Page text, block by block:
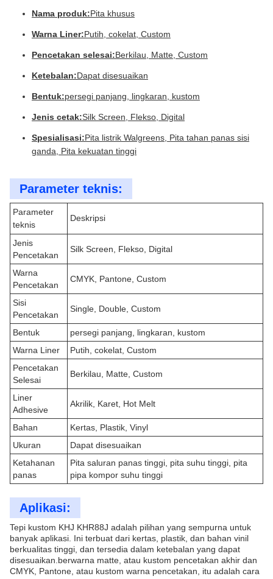
Nama produk:Pita khusus
Warna Liner:Putih, cokelat, Custom
Pencetakan selesai:Berkilau, Matte, Custom
Ketebalan:Dapat disesuaikan
Bentuk:persegi panjang, lingkaran, kustom
Jenis cetak:Silk Screen, Flekso, Digital
Spesialisasi:Pita listrik Walgreens, Pita tahan panas sisi
ganda, Pita kekuatan tinggi
Parameter teknis:
Parameter
teknis
Deskripsi
Jenis
Pencetakan
Silk Screen, Flekso, Digital
Warna
Pencetakan
CMYK, Pantone, Custom
Sisi
Pencetakan
Single, Double, Custom
Bentuk
persegi panjang, lingkaran, kustom
Warna Liner
Putih, cokelat, Custom
Pencetakan
Selesai
Berkilau, Matte, Custom
Liner
Adhesive
Akrilik, Karet, Hot Melt
Bahan
Kertas, Plastik, Vinyl
Ukuran
Dapat disesuaikan
Ketahanan
panas
Pita saluran panas tinggi, pita suhu tinggi, pita
pipa kompor suhu tinggi
Aplikasi:
Tepi kustom KHJ KHR88J adalah pilihan yang sempurna untuk
banyak aplikasi. Ini terbuat dari kertas, plastik, dan bahan vinil
berkualitas tinggi, dan tersedia dalam ketebalan yang dapat
disesuaikan.berwarna matte, atau kustom pencetakan akhir dan
CMYK, Pantone, atau kustom warna pencetakan, itu adalah cara